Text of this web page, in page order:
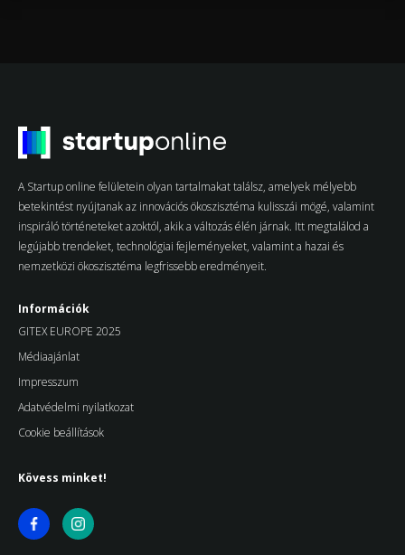
A Startup online felületein olyan tartalmakat találsz, amelyek mélyebb
betekintést nyújtanak az innovációs ökoszisztéma kulisszái mögé, valamint
inspiráló történeteket azoktól, akik a változás élén járnak. Itt megtalálod a
legújabb trendeket, technológiai fejleményeket, valamint a hazai és
nemzetközi ökoszisztéma legfrissebb eredményeit.
Információk
GITEX EUROPE 2025
Médiaajánlat
Impresszum
Adatvédelmi nyilatkozat
Cookie beállítások
Kövess minket!